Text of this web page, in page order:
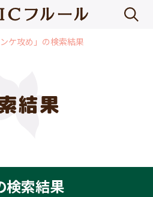
ンケ攻め」の検索結果
索結果
検索結果